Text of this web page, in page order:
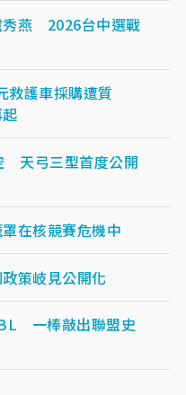
秀燕 2026台中選戰
救護車採購遭質
天弓三型首度公開
在核競賽危機中
策岐見公開化
一棒敲出聯盟史